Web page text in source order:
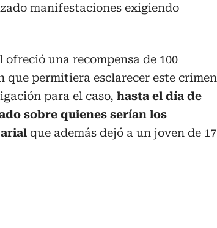
manifestaciones exigiendo
una recompensa de 100
que permitiera esclarecer este crimen
para el caso, hasta el día de
sobre quienes serían los
que además dejó a un joven de 17